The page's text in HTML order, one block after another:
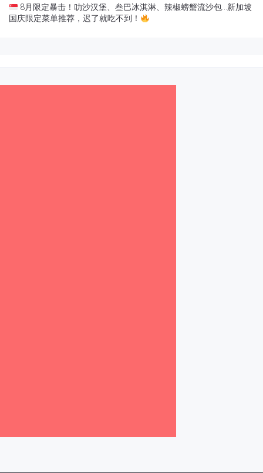
8月限定暴击！叻沙汉堡、叁巴冰淇淋、辣椒螃蟹流沙包…新加坡
国庆限定菜单推荐，迟了就吃不到！